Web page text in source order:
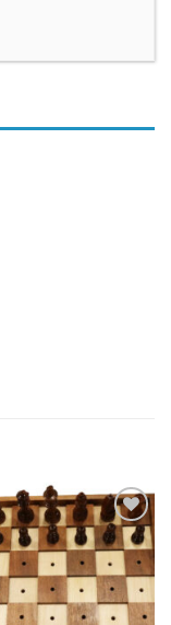
Adicionar
à lista de
desejos